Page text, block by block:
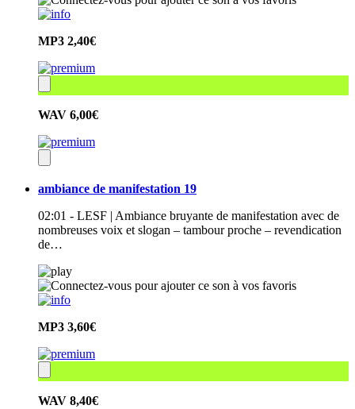
MP3 2,40€
WAV 6,00€
ambiance de manifestation 19
02:01 - LESF | Ambiance bruyante de manifestation avec de
nombreuses voix et slogan – tambour proche – revendication
de…
MP3 3,60€
WAV 8,40€